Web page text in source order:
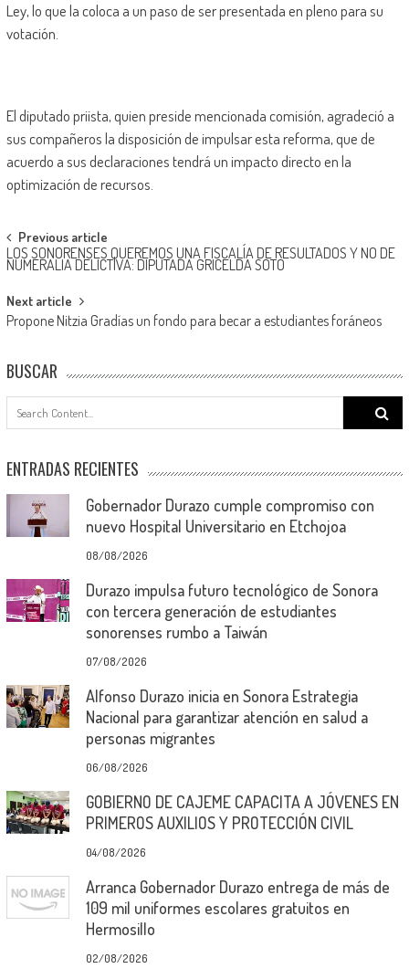
Ley, lo que la coloca a un paso de ser presentada en pleno para su
votación.
El diputado priista, quien preside mencionada comisión, agradeció a
sus compañeros la disposición de impulsar esta reforma, que de
acuerdo a sus declaraciones tendrá un impacto directo en la
optimización de recursos.
Post
navigation
Previous article
LOS SONORENSES QUEREMOS UNA FISCALÍA DE RESULTADOS Y NO DE
NUMERALIA DELICTIVA: DIPUTADA GRICELDA SOTO
Next article
Propone Nitzia Gradías un fondo para becar a estudiantes foráneos
BUSCAR
Search
for:
ENTRADAS RECIENTES
Gobernador Durazo cumple compromiso con
nuevo Hospital Universitario en Etchojoa
08/08/2026
Durazo impulsa futuro tecnológico de Sonora
con tercera generación de estudiantes
sonorenses rumbo a Taiwán
07/08/2026
Alfonso Durazo inicia en Sonora Estrategia
Nacional para garantizar atención en salud a
personas migrantes
06/08/2026
GOBIERNO DE CAJEME CAPACITA A JÓVENES EN
PRIMEROS AUXILIOS Y PROTECCIÓN CIVIL
04/08/2026
Arranca Gobernador Durazo entrega de más de
109 mil uniformes escolares gratuitos en
Hermosillo
02/08/2026